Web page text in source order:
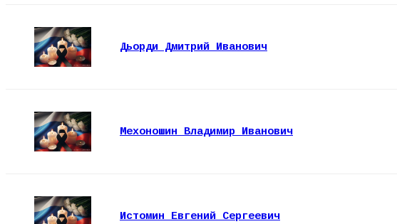
Дьорди Дмитрий Иванович
Мехоношин Владимир Иванович
Истомин Евгений Сергеевич